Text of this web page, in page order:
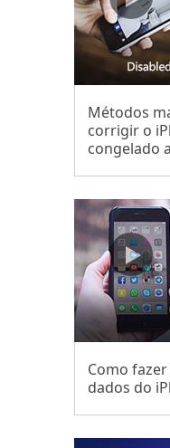
Métodos
corrigir o
congelado
Como
dados do